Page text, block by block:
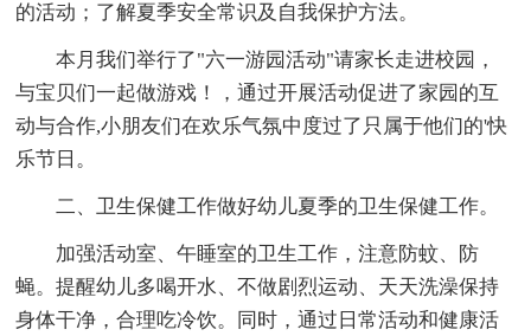
的活动；了解夏季安全常识及自我保护方法。
本月我们举行了"六一游园活动"请家长走进校园，
与宝贝们一起做游戏！，通过开展活动促进了家园的互
动与合作,小朋友们在欢乐气氛中度过了只属于他们的'快
乐节日。
二、卫生保健工作做好幼儿夏季的卫生保健工作。
加强活动室、午睡室的卫生工作，注意防蚊、防
蝇。提醒幼儿多喝开水、不做剧烈运动、天天洗澡保持
身体干净，合理吃冷饮。同时，通过日常活动和健康活